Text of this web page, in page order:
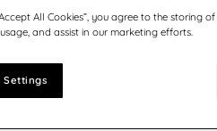
All Cookies”, you agree to the storing
and assist in our marketing efforts.
Settings